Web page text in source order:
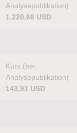
Analysepublikation)
1.220,66 USD
Kurs (bei
Analysepublikation)
143,91 USD